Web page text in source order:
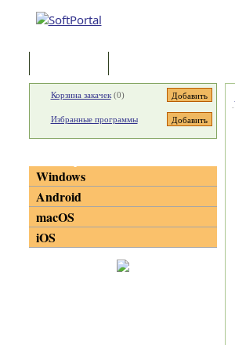
Корзина закачек(0)
Избранные программы
Windows
Android
macOS
iOS